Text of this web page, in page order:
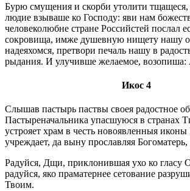
Бурю смущения и скорби утолити тщащеся,
людие взываше ко Господу: яви нам
человеколюбне стране Российстей послал
сокровища, имже душевную нищету нашу
надеяхомся, претвори печаль нашу в
рыдания. И улучивше желаемое, возопиша:
Икос 4
Слышав пастырь паствы своея радостное
Пастыреначальника упасшуюся в странах
устрояет храм в честь новоявленныя
учреждает, да выну прославляя
Радуйся, Дщи, приклонившая ухо ко гласу
радуйся, яко праматернее сетование
Твоим.